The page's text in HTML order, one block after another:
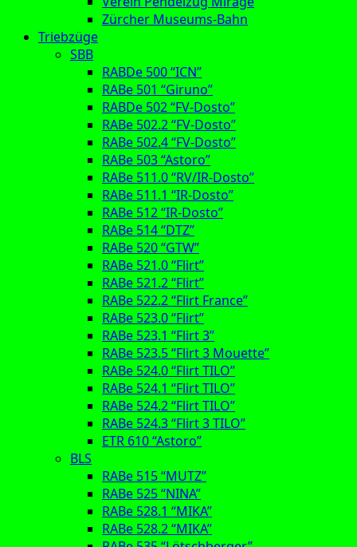
Zürcher Museums-Bahn
Triebzüge
SBB
RABDe 500 “ICN”
RABe 501 “Giruno”
RABDe 502 “FV-Dosto”
RABe 502.2 “FV-Dosto”
RABe 502.4 “FV-Dosto”
RABe 503 “Astoro”
RABe 511.0 “RV/IR-Dosto”
RABe 511.1 “IR-Dosto”
RABe 512 “IR-Dosto”
RABe 514 “DTZ”
RABe 520 “GTW”
RABe 521.0 “Flirt”
RABe 521.2 “Flirt”
RABe 522.2 “Flirt France”
RABe 523.0 “Flirt”
RABe 523.1 “Flirt 3”
RABe 523.5 “Flirt 3 Mouette”
RABe 524.0 “Flirt TILO”
RABe 524.1 “Flirt TILO”
RABe 524.2 “Flirt TILO”
RABe 524.3 “Flirt 3 TILO”
ETR 610 “Astoro”
BLS
RABe 515 “MUTZ”
RABe 525 “NINA”
RABe 528.1 “MIKA”
RABe 528.2 “MIKA”